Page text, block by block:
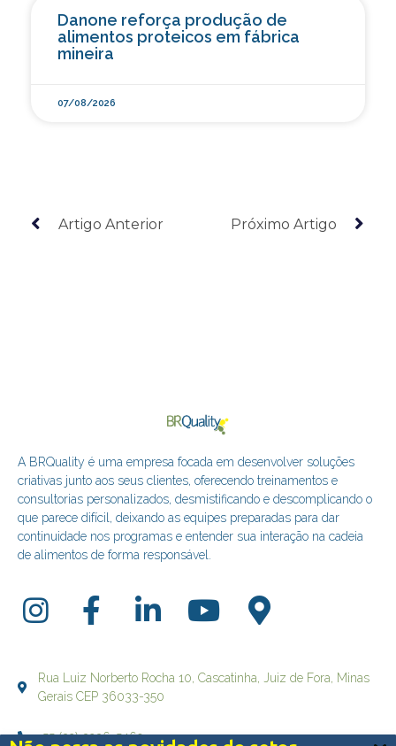
Danone reforça produção de
alimentos proteicos em fábrica
mineira
07/08/2026
Artigo Anterior Próximo Artigo
A BRQuality é uma empresa focada em desenvolver soluções
criativas junto aos seus clientes, oferecendo treinamentos e
consultorias personalizados, desmistificando e descomplicando o
que parece difícil, deixando as equipes preparadas para dar
continuidade nos programas e entender sua interação na cadeia
de alimentos de forma responsável.
Rua Luiz Norberto Rocha 10, Cascatinha, Juiz de Fora, Minas
Gerais CEP 36033-350
+55 (32) 3236-5469